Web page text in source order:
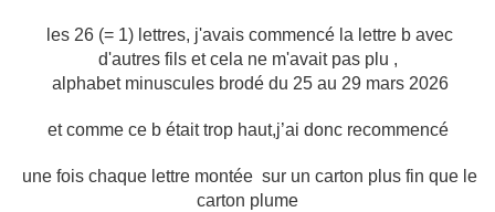
les 26 (= 1) lettres, j'avais commencé la lettre b avec
d'autres fils et cela ne m'avait pas plu ,
alphabet minuscules brodé du 25 au 29 mars 2026
et comme ce b était trop haut,j’ai donc recommencé
une fois chaque lettre montée sur un carton plus fin que le
carton plume